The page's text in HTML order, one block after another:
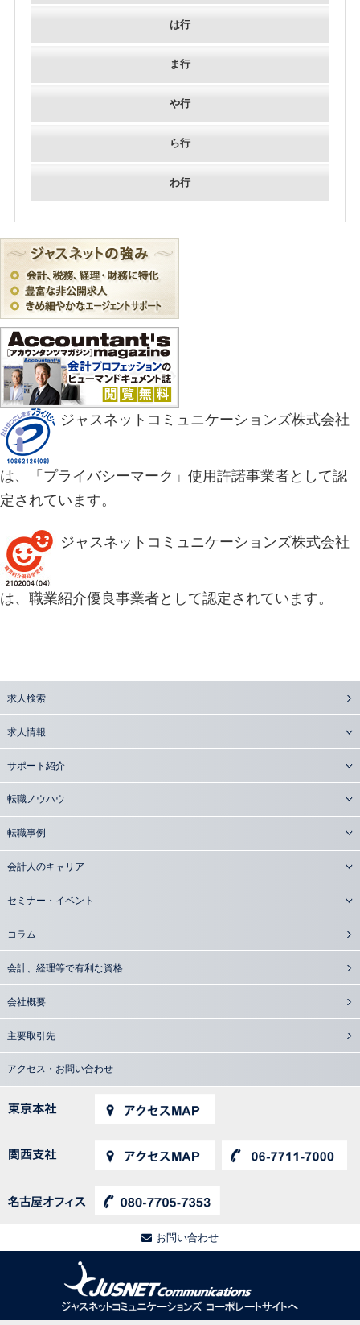
は行
ま行
や行
ら行
わ行
ジャスネットコミュニケーションズ株式会社
は、「プライバシーマーク」使用許諾事業者として認
定されています。
ジャスネットコミュニケーションズ株式会社
は、職業紹介優良事業者として認定されています。
求人検索
求人情報
サポート紹介
転職ノウハウ
転職事例
会計人のキャリア
セミナー・イベント
コラム
会計、経理等で有利な資格
会社概要
主要取引先
アクセス・お問い合わせ
お問い合わせ